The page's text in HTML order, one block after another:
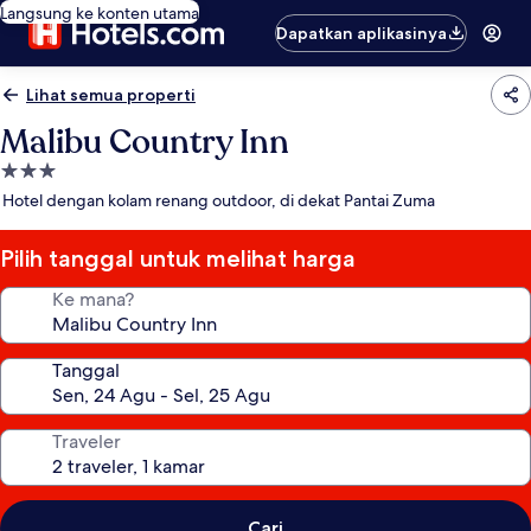
Langsung ke konten utama
Dapatkan aplikasinya
Lihat semua properti
Malibu Country Inn
Properti
bintang
Hotel dengan kolam renang outdoor, di dekat Pantai Zuma
Pilih tanggal untuk melihat harga
Ke mana?
Tanggal
Traveler